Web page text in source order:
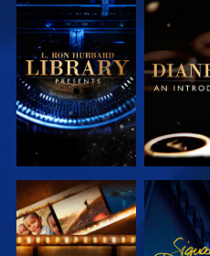
VERKEN DE
SERIE
VERKEN DE
SERIE